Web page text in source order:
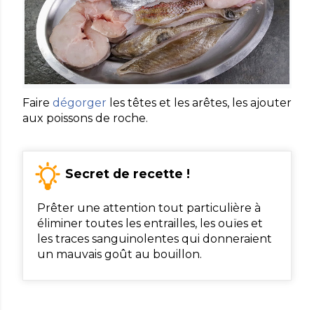
Faire dégorger les têtes et les arêtes, les ajouter
aux poissons de roche.
Secret de recette !
Prêter une attention tout particulière à
éliminer toutes les entrailles, les ouïes et
les traces sanguinolentes qui donneraient
un mauvais goût au bouillon.